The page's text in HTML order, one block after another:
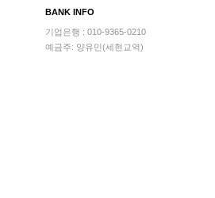
BANK INFO
기업은행 : 010-9365-0210
예금주: 양유민(세현교역)